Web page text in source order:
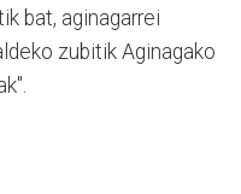
bat, aginagarrei
zubitik Aginagako